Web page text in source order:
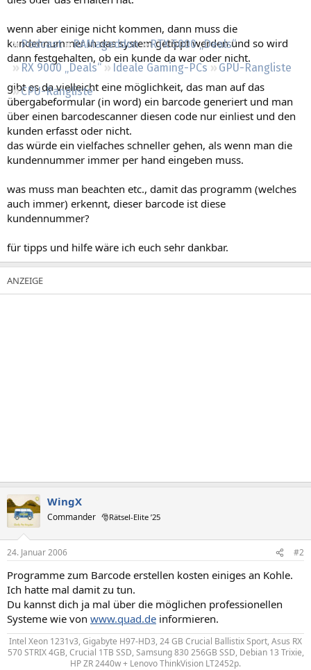
Regeln
Podcast RAMageddon
RTX 5000 „Deals“
RX 9000 „Deals“
Ideale Gaming-PCs
GPU-Rangliste
CPU-Rangliste
wenn aber einige nicht kommen, dann muss die
kundennummer in das system getippt werden und so wird
dann festgehalten, ob ein kunde da war oder nicht.
gibt es da vielleicht eine möglichkeit, das man auf das
übergabeformular (in word) ein barcode generiert und man
über einen barcodescanner diesen code nur einliest und den
kunden erfasst oder nicht.
das würde ein vielfaches schneller gehen, als wenn man die
kundennummer immer per hand eingeben muss.
was muss man beachten etc., damit das programm (welches
auch immer) erkennt, dieser barcode ist diese
kundennummer?
für tipps und hilfe wäre ich euch sehr dankbar.
WingX
Commander 🎅Rätsel-Elite ’25
24. Januar 2006 #2
Programme zum Barcode erstellen kosten einiges an Kohle.
Ich hatte mal damit zu tun.
Du kannst dich ja mal über die möglichen professionellen
Systeme wie von www.quad.de informieren.
Intel Xeon 1231v3, Gigabyte H97-HD3, 24 GB Crucial Ballistix Sport, Asus RX
570 STRIX 4GB, Crucial 1TB SSD, Samsung 830 256GB SSD, Debian 13 Trixie,
HP ZR 2440w + Lenovo ThinkVision LT2452p.​